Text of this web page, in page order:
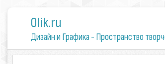
0lik.ru
Дизайн и Графика - Пространство